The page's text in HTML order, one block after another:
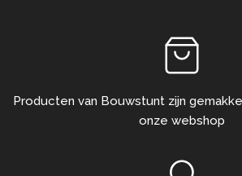
Producten van Bouwstunt zijn
onze webshop